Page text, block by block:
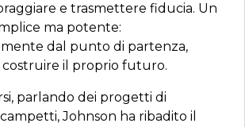
e trasmettere fiducia. Un
ma potente:
dal punto di partenza,
costruire il proprio futuro.
parlando dei progetti di
Johnson ha ribadito il